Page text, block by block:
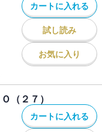
カートに入れる
試し読み
お気に入り
（２７）
カートに入れる